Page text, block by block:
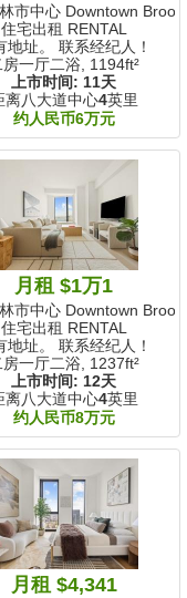
市中心 Downtown
住宅出租 RENTAL
地址。 联系经纪人！
房一厅二浴, 1194ft²
上市时间: 11天
离八大道中心4英里
约人民币6万元
月租 $1万1
市中心 Downtown
住宅出租 RENTAL
地址。 联系经纪人！
房一厅二浴, 1237ft²
上市时间: 12天
离八大道中心4英里
约人民币8万元
月租 $4,341